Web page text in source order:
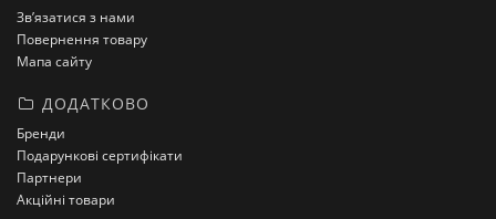
Зв’язатися з нами
Повернення товару
Мапа сайту
ДОДАТКОВО
Бренди
Подарункові сертифікати
Партнери
Акційні товари